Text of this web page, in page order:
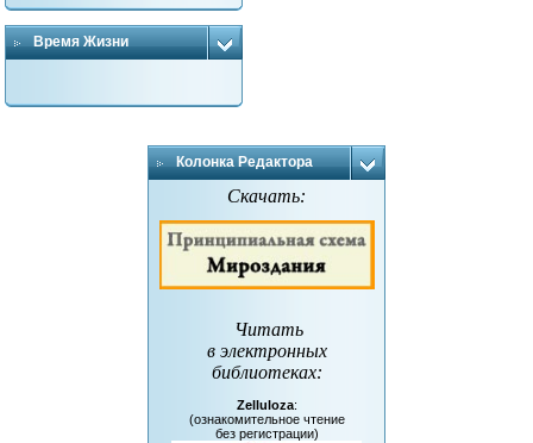
Время Жизни
Колонка Редактора
Скачать:
Читать
в электронных
библиотеках:
Zelluloza:
(ознакомительное чтение
без регистрации)